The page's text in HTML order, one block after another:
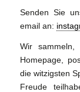
Senden Sie
email an:
Wir
Homepage,
die witzigsten
Freude